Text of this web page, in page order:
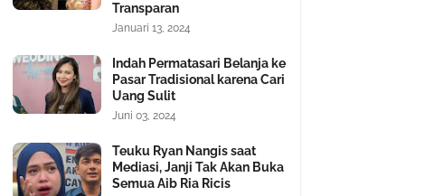
Transparan
Januari 13, 2024
Indah Permatasari Belanja ke
Pasar Tradisional karena Cari
Uang Sulit
Juni 03, 2024
Teuku Ryan Nangis saat
Mediasi, Janji Tak Akan Buka
Semua Aib Ria Ricis